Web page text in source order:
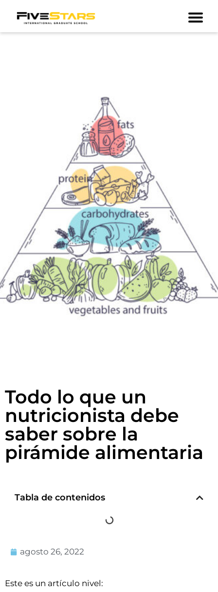
Todo lo que un
nutricionista debe
saber sobre la
pirámide alimentaria
Tabla de contenidos
agosto 26, 2022
Este es un artículo nivel: